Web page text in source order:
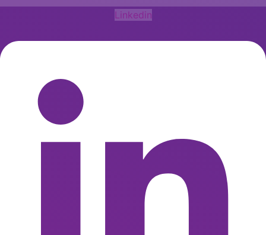
Linkedin